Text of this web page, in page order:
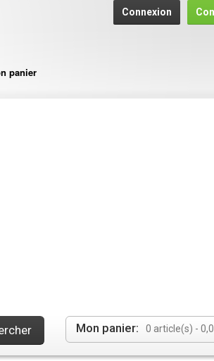
Connexion
panier
Mon panier: 0 article(s) -